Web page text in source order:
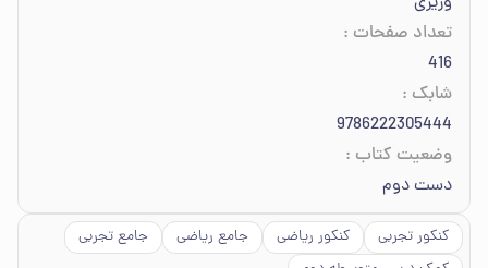
تعداد صفحات :
416
شابک :
9786222305444
وضعیت کتاب :
دست دوم
کنکور تجربی کنکور ریاضی جامع ریاضی
جامع تجربی